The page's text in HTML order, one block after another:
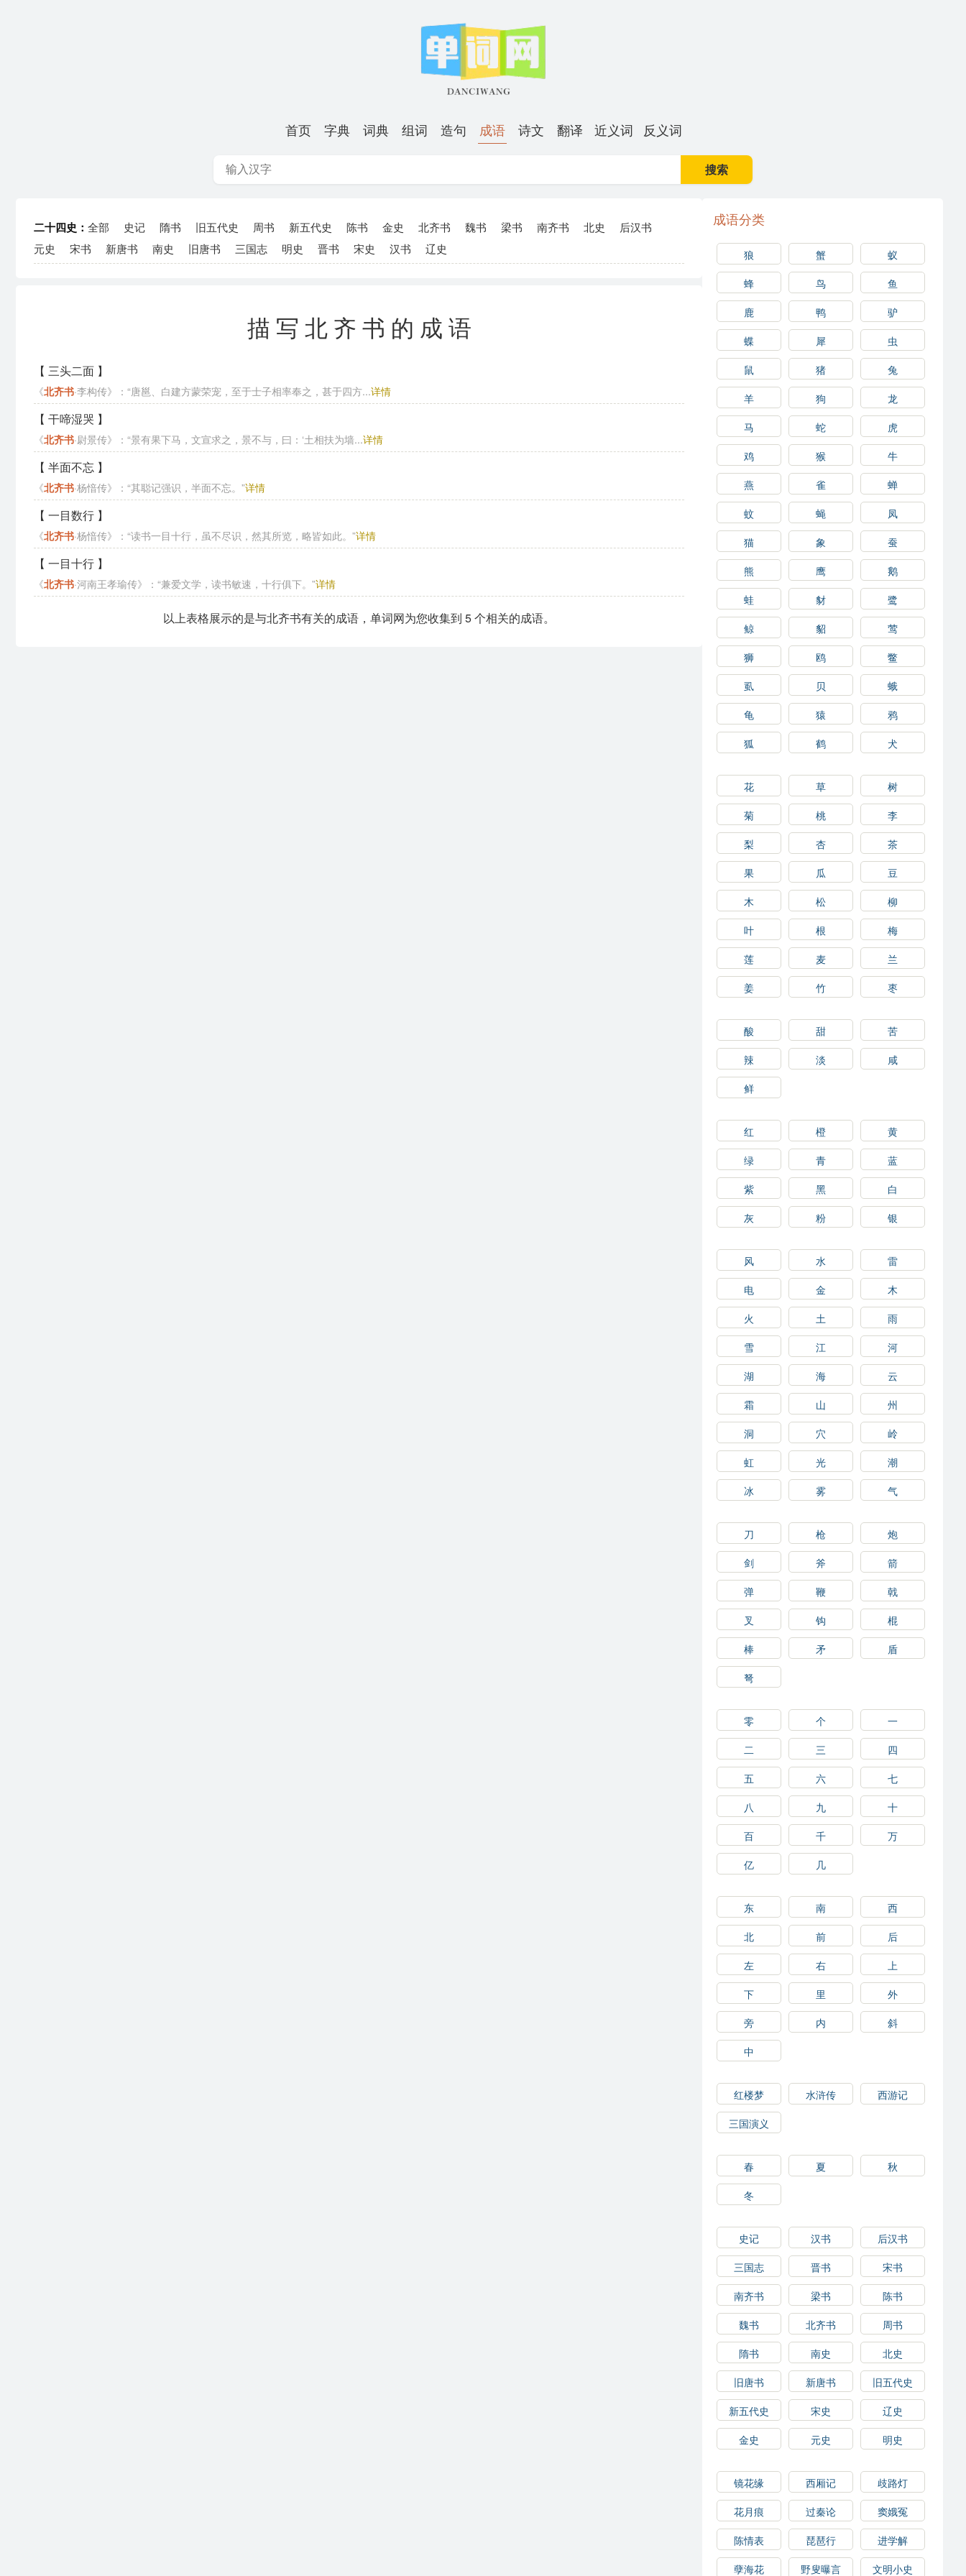
首页 字典 词典 组词 造句 成语 诗文 翻译 近义词 反义词
搜索
二十四史： 全部 史记 隋书 旧五代史 周书 新五代史 陈书 金史 北齐书 魏书 梁书 南齐书 北史
后汉书
元史
宋书 新唐书 南史 旧唐书 三国志 明史 晋书 宋史 汉书 辽史
描写北齐书的成语
【 三头二面 】
《北齐书·李构传》：“唐邕、白建方蒙荣宠，至于士子相率奉之，甚于四方...详情
【 干啼湿哭 】
《北齐书·尉景传》：“景有果下马，文宣求之，景不与，曰：‘土相扶为墙...详情
【 半面不忘 】
《北齐书·杨愔传》：“其聪记强识，半面不忘。”详情
【 一目数行 】
《北齐书·杨愔传》：“读书一目十行，虽不尽识，然其所览，略皆如此。”详情
【 一目十行 】
《北齐书·河南王孝瑜传》：“兼爱文学，读书敏速，十行俱下。”详情
以上表格展示的是与北齐书有关的成语，单词网为您收集到 5个相关的成语。
成语分类
狼 蟹
蚁
蜂
鸟
鱼
鹿
鸭
驴
蝶
犀
虫
鼠
猪
兔
羊
狗
龙
马
蛇
虎
鸡
猴
牛
燕
雀
蝉
蚊
蝇
凤
猫
象
蚕
熊
鹰
鹅
蛙
豺
鹭
鲸
貂
莺
狮
鸥
鳖
虱
贝
蛾
龟
猿
鸦
狐
鹤 犬
花 草
树
菊
桃
李
梨
杏
茶
果
瓜
豆
木
松
柳
叶
根
梅
莲
麦
兰
姜
竹 枣
酸 甜
苦
辣
淡
咸
鲜
红 橙
黄
绿
青
蓝
紫
黑
白
灰
粉 银
风 水
雷
电
金
木
火
土
雨
雪
江
河
湖
海
云
霜
山
州
洞
穴
岭
虹
光
潮
冰
雾 气
刀 枪
炮
剑
斧
箭
弹
鞭
戟
叉
钩
棍
棒
矛
盾
弩
零 个
一
二
三
四
五
六
七
八
九
十
百
千
万
亿
几
东 南
西
北
前
后
左
右
上
下
里
外
旁
内
斜
中
红楼梦 水浒传
西游记
三国演义
春 夏
秋
冬
史记 汉书
后汉书
三国志
晋书
宋书
南齐书
梁书
陈书
魏书
北齐书
周书
隋书
南史
北史
旧唐书
新唐书
旧五代史
新五代史
宋史
辽史
金史
元史 明史
镜花缘 西厢记
歧路灯
花月痕
过秦论
窦娥冤
陈情表
琵琶行
进学解
孽海花
野叟曝言 文明小史